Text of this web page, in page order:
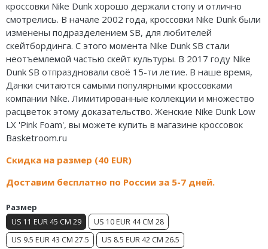
кроссовки Nike Dunk хорошо держали стопу и отлично
смотрелись. В начале 2002 года, кроссовки Nike Dunk были
изменены подразделением SB, для любителей
скейтбординга. С этого момента Nike Dunk SB стали
неотъемлемой частью скейт культуры. В 2017 году Nike
Dunk SB отпраздновали своё 15-ти летие. В наше время,
Данки считаются самыми популярными кроссовками
компании Nike. Лимитированные коллекции и множество
расцветок этому доказательство. Женские Nike Dunk Low
LX 'Pink Foam', вы можете купить в магазине кроссовок
Basketroom.ru
Скидка на размер (40 EUR)
Доставим бесплатно по России за 5-7 дней.
Размер
US 11 EUR 45 CM 29
US 10 EUR 44 CM 28
US 9.5 EUR 43 CM 27.5
US 8.5 EUR 42 CM 26.5
Air Jordan 3
Air Jordan 4
Air Jordan 5
Air Jordan 6
Air Jordan 7
Air Jordan 10
Air Jordan 11
Air Jordan 12
Air Jordan 13
Air Jordan 14
Nike Hyperset
Nike Cosmic Unity
Nike Air Deldon
Nike Sabrina
Nike A’ja
Nike ST
Nike GT
Nike Ja
Nike Book
Nike LeBron
adidas AE
Adidas Yeezy Boost 350 V2
The North Face